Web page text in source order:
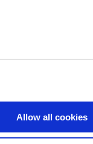
Allow all cookies